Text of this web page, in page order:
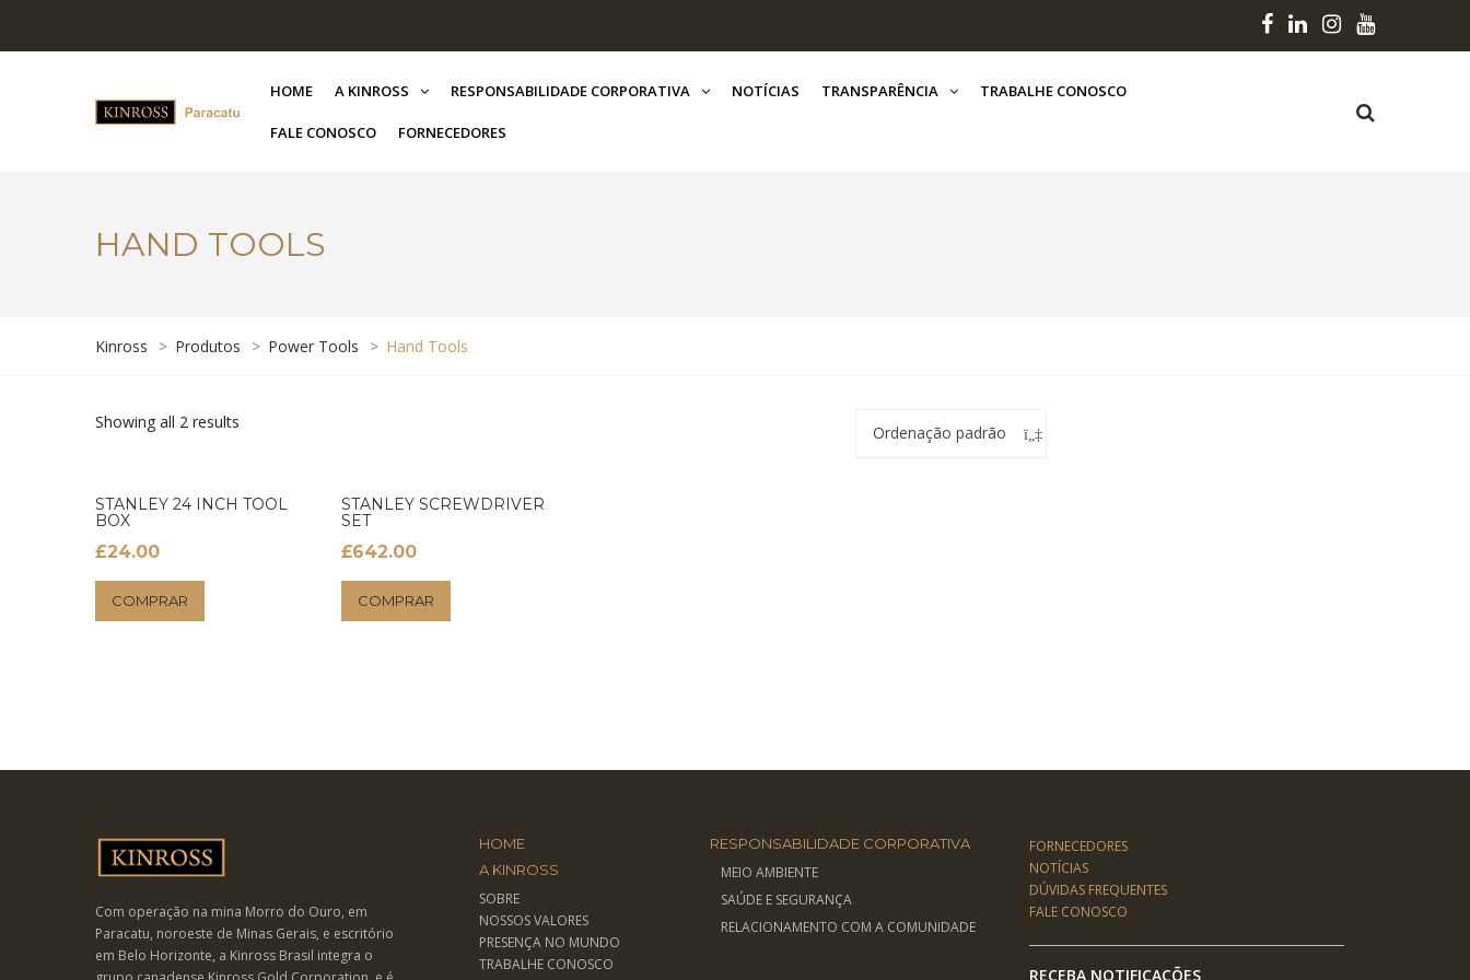
HOME A KINROSS RESPONSABILIDADE CORPORATIVA NOTÍCIAS TRANSPARÊNCIA TRABALHE CONOSCO
FALE CONOSCO FORNECEDORES
HAND TOOLS
Kinross > Produtos > Power Tools > Hand Tools
Showing all 2 results
Ordenação padrão
STANLEY 24 INCH TOOL
BOX
£24.00
COMPRAR
STANLEY SCREWDRIVER
SET
£642.00
COMPRAR
Com operação na mina Morro do Ouro, em
Paracatu, noroeste de Minas Gerais, e escritório
em Belo Horizonte, a Kinross Brasil integra o
HOME
A KINROSS
SOBRE
NOSSOS VALORES
PRESENÇA NO MUNDO
TRABALHE CONOSCO
RESPONSABILIDADE CORPORATIVA
MEIO AMBIENTE
SAÚDE E SEGURANÇA
RELACIONAMENTO COM A COMUNIDADE
FORNECEDORES
NOTÍCIAS
DÚVIDAS FREQUENTES
FALE CONOSCO
RECEBA NOTIFICAÇÕES